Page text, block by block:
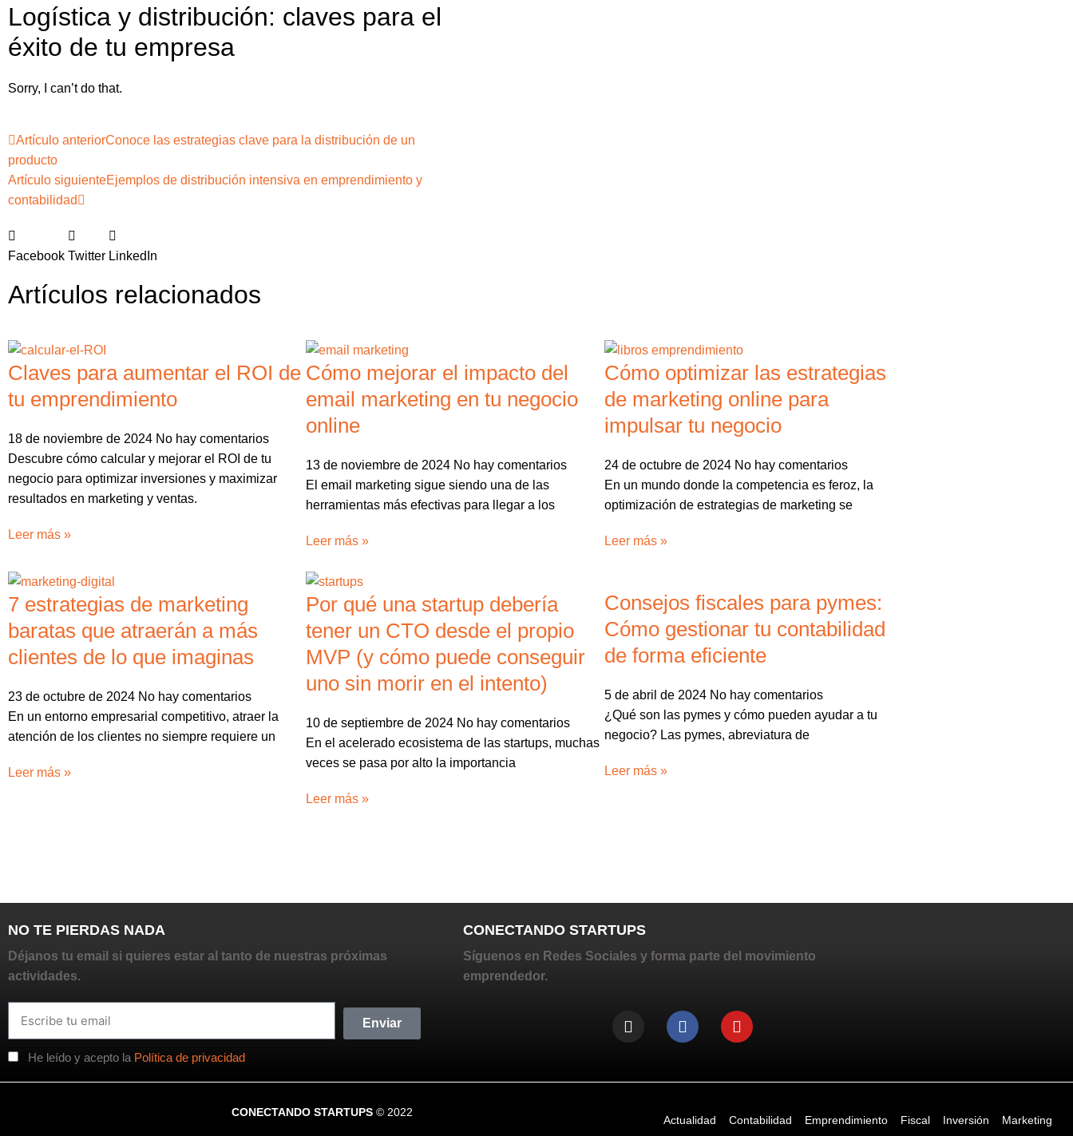
Logística y distribución: claves para el
éxito de tu empresa
Sorry, I can’t do that.
Artículo anteriorConoce las estrategias clave para la distribución de un
producto
Artículo siguienteEjemplos de distribución intensiva en emprendimiento y
contabilidad
Facebook Twitter LinkedIn
Artículos relacionados
Claves para aumentar el ROI de
tu emprendimiento
18 de noviembre de 2024 No hay comentarios
Descubre cómo calcular y mejorar el ROI de tu
negocio para optimizar inversiones y maximizar
resultados en marketing y ventas.
Leer más »
Cómo mejorar el impacto del
email marketing en tu negocio
online
13 de noviembre de 2024 No hay comentarios
El email marketing sigue siendo una de las
herramientas más efectivas para llegar a los
Leer más »
Cómo optimizar las estrategias
de marketing online para
impulsar tu negocio
24 de octubre de 2024 No hay comentarios
En un mundo donde la competencia es feroz, la
optimización de estrategias de marketing se
Leer más »
7 estrategias de marketing
baratas que atraerán a más
clientes de lo que imaginas
23 de octubre de 2024 No hay comentarios
En un entorno empresarial competitivo, atraer la
atención de los clientes no siempre requiere un
Leer más »
Por qué una startup debería
tener un CTO desde el propio
MVP (y cómo puede conseguir
uno sin morir en el intento)
10 de septiembre de 2024 No hay comentarios
En el acelerado ecosistema de las startups, muchas
veces se pasa por alto la importancia
Leer más »
Consejos fiscales para pymes:
Cómo gestionar tu contabilidad
de forma eficiente
5 de abril de 2024 No hay comentarios
¿Qué son las pymes y cómo pueden ayudar a tu
negocio? Las pymes, abreviatura de
Leer más »
NO TE PIERDAS NADA
Déjanos tu email si quieres estar al tanto de nuestras próximas
actividades.
He leído y acepto la Política de privacidad
Enviar
CONECTANDO STARTUPS
Síguenos en Redes Sociales y forma parte del movimiento
emprendedor.
CONECTANDO STARTUPS© 2022
Actualidad Contabilidad Emprendimiento Fiscal Inversión Marketing